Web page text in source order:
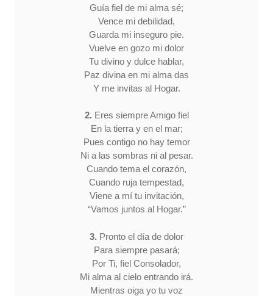
Guía fiel de mi alma sé;
Vence mi debilidad,
Guarda mi inseguro pie.
Vuelve en gozo mi dolor
Tu divino y dulce hablar,
Paz divina en mi alma das
Y me invitas al Hogar.
2. Eres siempre Amigo fiel
En la tierra y en el mar;
Pues contigo no hay temor
Ni a las sombras ni al pesar.
Cuando tema el corazón,
Cuando ruja tempestad,
Viene a mí tu invitación,
“Vamos juntos al Hogar.”
3. Pronto el día de dolor
Para siempre pasará;
Por Ti, fiel Consolador,
Mi alma al cielo entrando irá.
Mientras oiga yo tu voz